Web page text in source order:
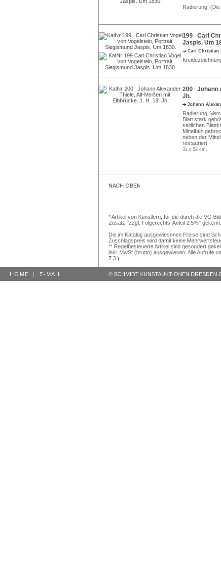
Radierung.
199 Carl
Jaspis. Um
Carl Christian
200 Johann
Jh.
Johann
Radierung.
Blatt stark
seitlichen
Mittelfalz
neben der
restauriert.
31 x 52 cm.
NACH OBEN
* Artikel von Künstlern, für die durch die VG
Zusatz "zzgl. Folgerechts-Anteil 2,5%"
Die im Katalog ausgewiesenen Preise sind
Zuschlagspreis wird damit keine
** Regelbesteuerte Artikel sind gesondert
inkl. MwSt (brutto) ausgewiesen. Alle Aufrufe
7.3.)
HOME | E-MAIL © SCHMIDT KUNSTAUKTIONEN DRESDEN